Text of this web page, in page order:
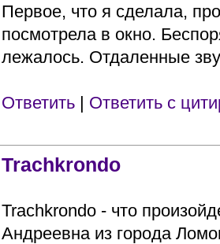
Первое, что я сделала,
посмотрела в окно.
лежалось. Отдаленные
Ответить | Ответить с
Trachkrondo
Trachkrondo - что
Андреевна из города